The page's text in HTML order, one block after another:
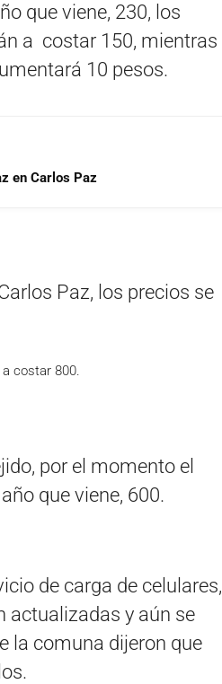
que viene, 230, los
a costar 150, mientras
10 pesos.
en Carlos Paz
Paz, los precios se
costar 800.
por el momento el
que viene, 600.
de carga de celulares,
actualizadas y aún se
la comuna dijeron que